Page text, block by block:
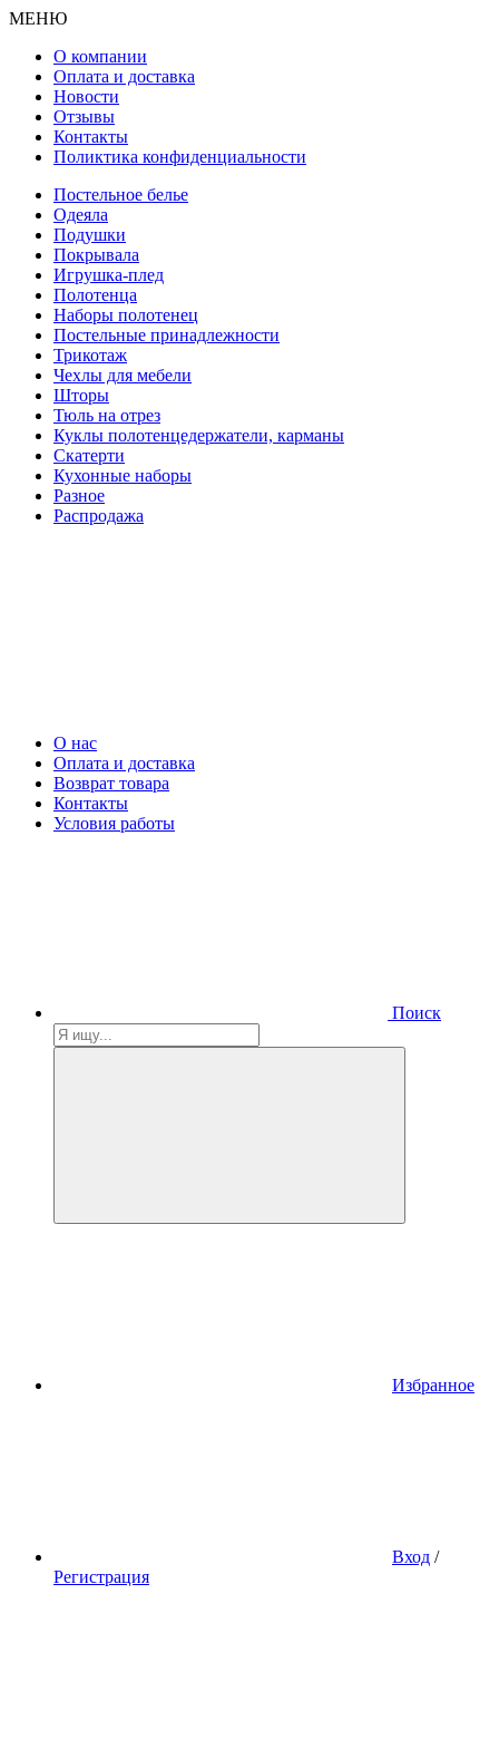
МЕНЮ
О компании
Оплата и доставка
Новости
Отзывы
Контакты
Поликтика конфиденциальности
Постельное белье
Одеяла
Подушки
Покрывала
Игрушка-плед
Полотенца
Наборы полотенец
Постельные принадлежности
Трикотаж
Чехлы для мебели
Шторы
Тюль на отрез
Куклы полотенцедержатели, карманы
Скатерти
Кухонные наборы
Разное
Распродажа
О нас
Оплата и доставка
Возврат товара
Контакты
Условия работы
Поиск
Избранное
Вход /
Регистрация